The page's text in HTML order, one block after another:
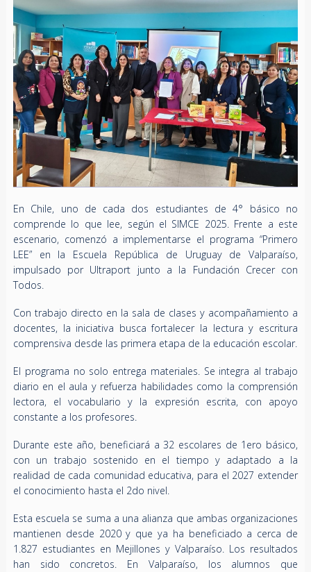
En Chile, uno de cada dos estudiantes de 4° básico no
comprende lo que lee, según el SIMCE 2025. Frente a este
escenario, comenzó a implementarse el programa “Primero
LEE” en la Escuela República de Uruguay de Valparaíso,
impulsado por Ultraport junto a la Fundación Crecer con
Todos.
Con trabajo directo en la sala de clases y acompañamiento a
docentes, la iniciativa busca fortalecer la lectura y escritura
comprensiva desde las primera etapa de la educación escolar.
El programa no solo entrega materiales. Se integra al trabajo
diario en el aula y refuerza habilidades como la comprensión
lectora, el vocabulario y la expresión escrita, con apoyo
constante a los profesores.
Durante este año, beneficiará a 32 escolares de 1ero básico,
con un trabajo sostenido en el tiempo y adaptado a la
realidad de cada comunidad educativa, para el 2027 extender
el conocimiento hasta el 2do nivel.
Esta escuela se suma a una alianza que ambas organizaciones
mantienen desde 2020 y que ya ha beneficiado a cerca de
1.827 estudiantes en Mejillones y Valparaíso. Los resultados
han sido concretos. En Valparaíso, los alumnos que